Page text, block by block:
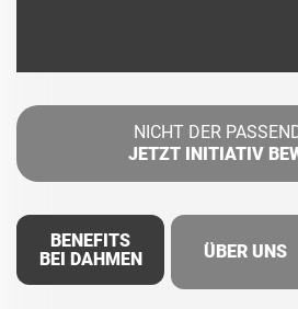
NICHT DER
JETZT INITIATIV
BENEFITS
BEI DAHMEN
ÜBER UNS